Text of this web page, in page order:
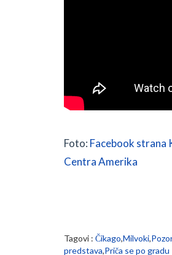
Foto: Facebook strana
Centra Amerika
Tagovi : Čikago,Milvoki,
predstava,Priča se po gradu